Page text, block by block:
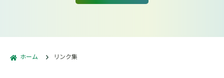
ホーム リンク集